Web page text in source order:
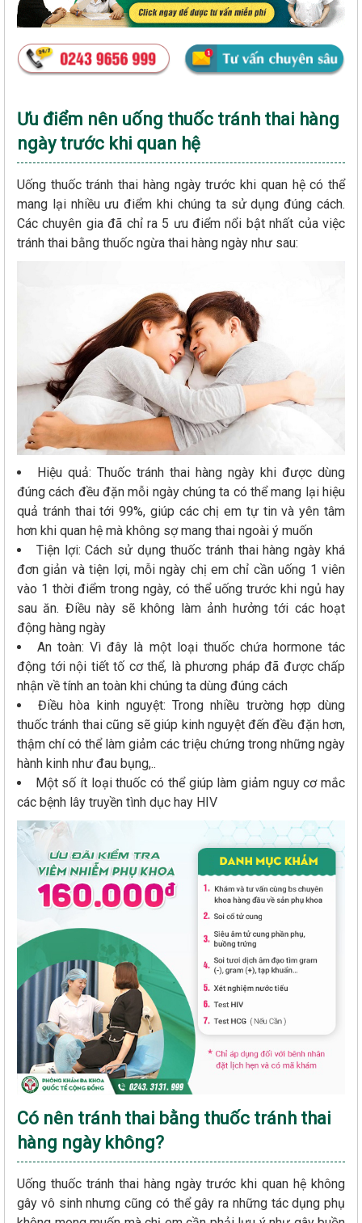
Ưu điểm nên uống thuốc tránh thai hàng
ngày trước khi quan hệ
Uống thuốc tránh thai hàng ngày trước khi quan hệ có thể
mang lại nhiều ưu điểm khi chúng ta sử dụng đúng cách.
Các chuyên gia đã chỉ ra 5 ưu điểm nổi bật nhất của việc
tránh thai bằng thuốc ngừa thai hàng ngày như sau:
Hiệu quả: Thuốc tránh thai hàng ngày khi được dùng
đúng cách đều đặn mỗi ngày chúng ta có thể mang lại hiệu
quả tránh thai tới 99%, giúp các chị em tự tin và yên tâm
hơn khi quan hệ mà không sợ mang thai ngoài ý muốn
Tiện lợi: Cách sử dụng thuốc tránh thai hàng ngày khá
đơn giản và tiện lợi, mỗi ngày chị em chỉ cần uống 1 viên
vào 1 thời điểm trong ngày, có thể uống trước khi ngủ hay
sau ăn. Điều này sẽ không làm ảnh hưởng tới các hoạt
động hàng ngày
An toàn: Vì đây là một loại thuốc chứa hormone tác
động tới nội tiết tố cơ thể, là phương pháp đã được chấp
nhận về tính an toàn khi chúng ta dùng đúng cách
Điều hòa kinh nguyệt: Trong nhiều trường hợp dùng
thuốc tránh thai cũng sẽ giúp kinh nguyệt đến đều đặn hơn,
thậm chí có thể làm giảm các triệu chứng trong những ngày
hành kinh như đau bụng,..
Một số ít loại thuốc có thể giúp làm giảm nguy cơ mắc
các bệnh lây truyền tình dục hay HIV
Có nên tránh thai bằng thuốc tránh thai
hàng ngày không?
Uống thuốc tránh thai hàng ngày trước khi quan hệ không
gây vô sinh nhưng cũng có thể gây ra những tác dụng phụ